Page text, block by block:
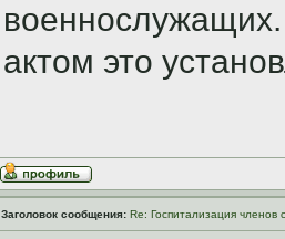
актом это
Заголовок сообщения: Re: Госпитализация членов